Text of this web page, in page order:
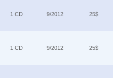
1 CD 9/2012 25$
1 CD 9/2012 25$